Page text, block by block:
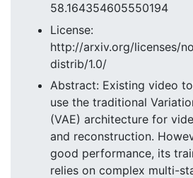
58.164354605550194
License:
http://arxiv.org/licenses/
distrib/1.0/
Abstract: Existing video
use the traditional
(VAE) architecture for
and reconstruction.
good performance, its
relies on complex multi-